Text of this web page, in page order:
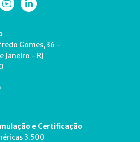
Gomes, 36 -
Janeiro - RJ
e Certificação
3.500